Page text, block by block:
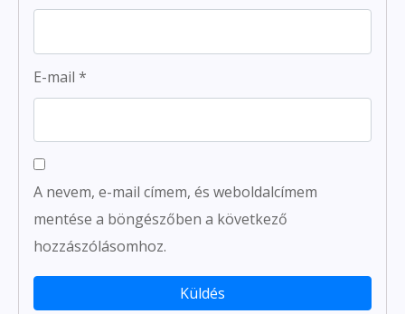
E-mail *
A nevem, e-mail címem, és weboldalcímem
mentése a böngészőben a következő
hozzászólásomhoz.